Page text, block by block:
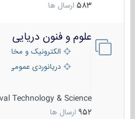
583 ارسال ها
علوم و فنون دریایی
الکترونیک و مخابرات
دریانوردی عمومی
Technology & Science
952 ارسال ها